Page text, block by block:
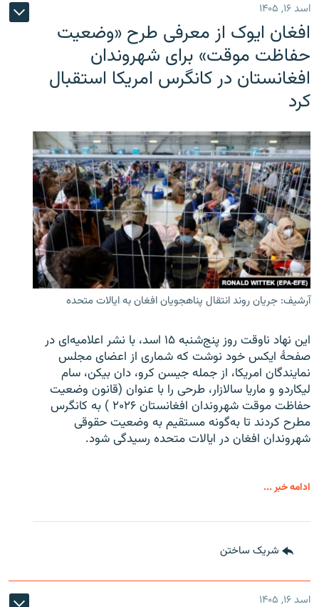
اسد ۱۶, ۱۴۰۵
افغان ایوک از معرفی طرح «وضعیت
حفاظت موقت» برای شهروندان
افغانستان در کانگرس امریکا استقبال
کرد
آرشیف: جریان روند انتقال پناهجویان افغان به ایالات متحده
این نهاد ناوقت روز پنج‌شنبه ۱۵ اسد، با نشر اعلامیه‌ای در
صفحۀ ایکس خود نوشت که شماری از اعضای مجلس
نمایندگان امریکا، از جمله جیسن کرو، دان بیکن، سام
لیکاردو و ماریا سالازار، طرحی را با عنوان (قانون وضعیت
حفاظت موقت شهروندان افغانستان ۲۰۲۶ ) به کانگرس
مطرح کردند تا به‌گونه مستقیم به وضعیت حقوقی
شهروندان افغان در ایالات متحده رسیدگی شود.
ادامه خبر ...
شریک ساختن
اسد ۱۶, ۱۴۰۵